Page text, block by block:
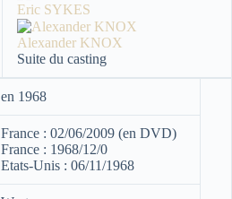
Eric SYKES
Alexander KNOX
Suite du casting
en 1968
France : 02/06/2009 (en DVD)
France : 1968/12/0
Etats-Unis : 06/11/1968